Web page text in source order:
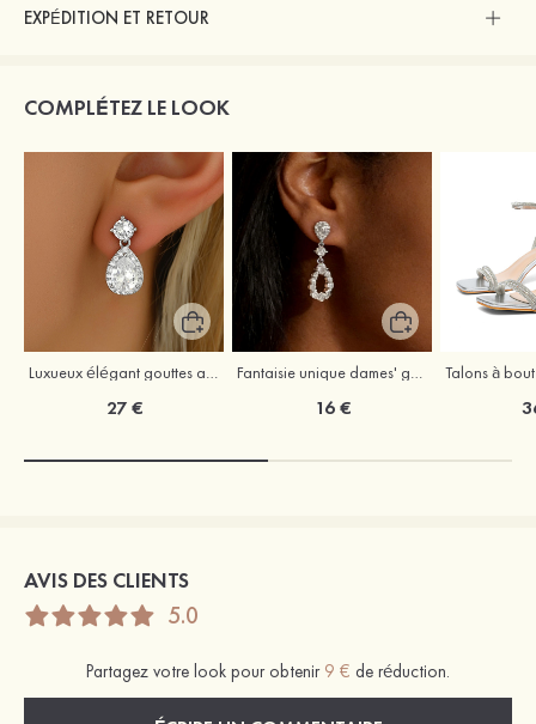
EXPÉDITION ET RETOUR
COMPLÉTEZ LE LOOK
Luxueux élégant gouttes alliage boucles d'oreilles avec zircone cubique strass
27 €
Fantaisie unique dames' gouttes alliage boucles d'oreilles avec zircone cubique
16 €
AVIS DES CLIENTS
5.0
Partagez votre look pour obtenir 9 € de réduction.